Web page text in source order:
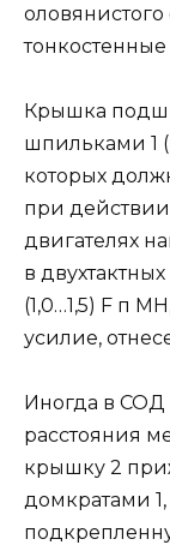
Крышка
шпильками 1
которых
при
двигателях
в
(1,0…1,5) F п
усилие,
Иногда в
расстояния
крышку 2
домкратами